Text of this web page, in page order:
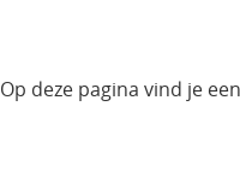
Op deze pagina vind je